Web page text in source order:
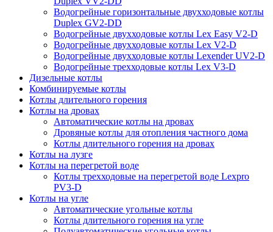
Водогрейные горизонтальные двухходовые котлы
Duplex GV2-DD
Водогрейные двухходовые котлы Lex Easy V2-D
Водогрейные двухходовые котлы Lex V2-D
Водогрейные двухходовые котлы Lexender UV2-D
Водогрейные трехходовые котлы Lex V3-D
Дизельные котлы
Комбинируемые котлы
Котлы длительного горения
Котлы на дровах
Автоматические котлы на дровах
Дровяные котлы для отопления частного дома
Котлы длительного горения на дровах
Котлы на лузге
Котлы на перегретой воде
Котлы трехходовые на перегретой воде Lexpro
PV3-D
Котлы на угле
Автоматические угольные котлы
Котлы длительного горения на угле